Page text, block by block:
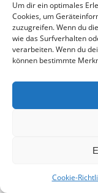
Um dir ein optimales
Cookies, um
zuzugreifen. Wenn du
wie das Surfverhalten
verarbeiten. Wenn du
können bestimmte
Cookie-
Thomas Emmel.
Untere Reihe v.l.n.r.:
Liam Messina,
Johannes Ternick,
TSV Schott